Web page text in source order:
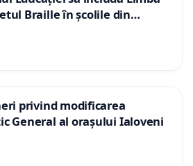
Braille în școlile din
privind modificarea
General al orașului Ialoveni